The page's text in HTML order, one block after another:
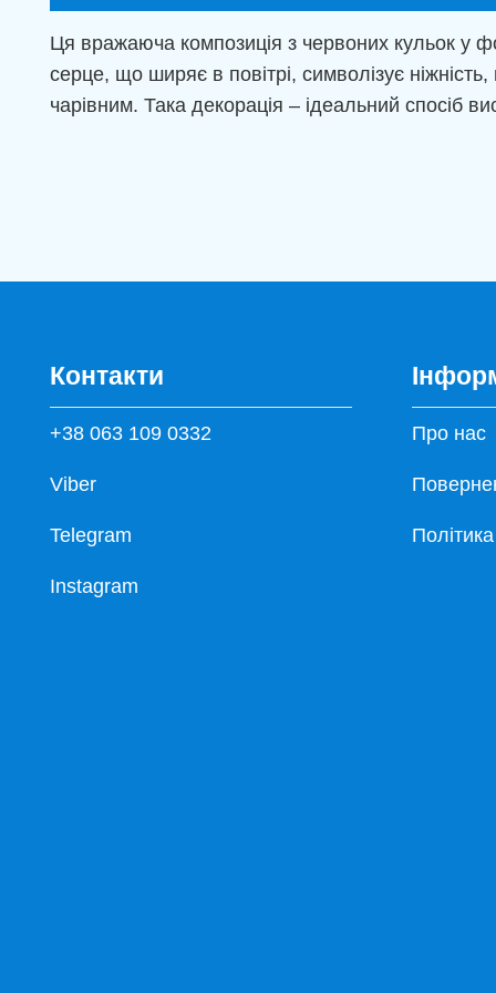
Ця вражаюча композиція з червоних кульок у
серце, що ширяє в повітрі, символізує
чарівним. Така декорація – ідеальний спосіб
Контакти
+38 063 109 0332
Viber
Telegram
Instagram
Про нас